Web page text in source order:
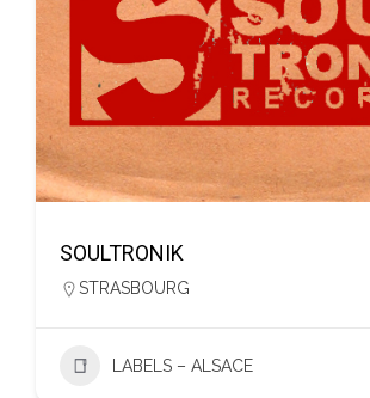
SOULTRONIK
STRASBOURG
LABELS – ALSACE